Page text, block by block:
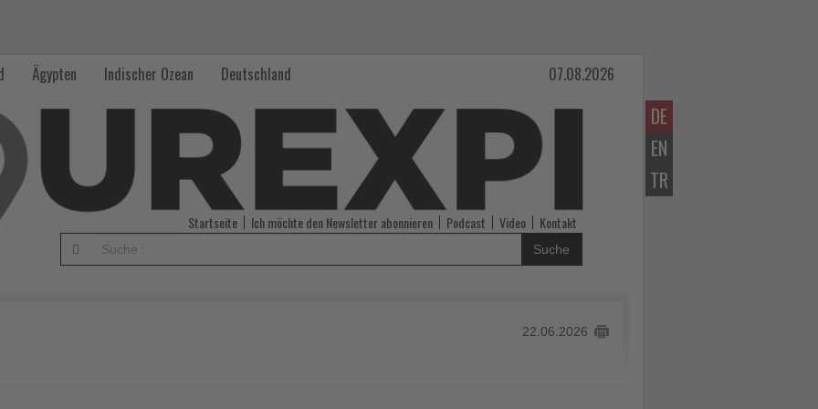
DE
EN
TR
Ägypten Indischer Ozean Deutschland 07.08.2026
Startseite Ich möchte den Newsletter abonnieren Podcast Video Kontakt
Suche
22.06.2026